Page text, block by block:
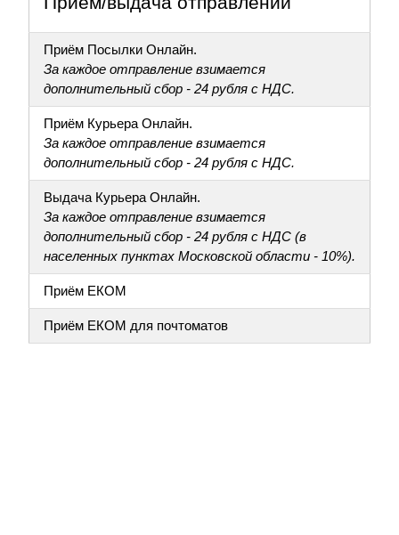
Приём Посылки Онлайн.
За каждое отправление взимается
дополнительный сбор - 24 рубля с НДС.
Приём Курьера Онлайн.
За каждое отправление взимается
дополнительный сбор - 24 рубля с НДС.
Выдача Курьера Онлайн.
За каждое отправление взимается
дополнительный сбор - 24 рубля с НДС (в
населенных пунктах Московской области - 10%).
Приём ЕКОМ
Приём ЕКОМ для почтоматов